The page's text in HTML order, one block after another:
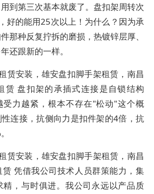
到第三次基本就废了。盘扣架周转次
好的能用25次以上！为什么？因为承
那种反复拧拆的磨损，热镀锌层厚、
还跟新的一样。
赁安装，雄安盘扣脚手架租赁，南昌
赁 盘扣架的承插式连接是自锁结构
力越紧，根本不存在"松动"这个概
连接，抗侧向力是扣件架的4倍，抗
赁安装，雄安盘扣脚手架租赁，南昌
凭借我公司技术人员群策能力，集
精，与时俱进。我公司永远以产品质